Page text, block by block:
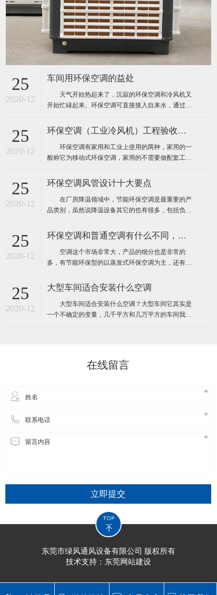
25
2020-12
车间用环保空调的益处
天气开始热起来了，沉寂的环保空调和冷风机又
开始忙碌起来。环保空调可直接接入自来水，通过风
到制冷空调同样的效果，既达到了降温防暑的目的，
又节约了电能和开支，环保空调降温节能一举两得，
现在绝大多数企业都安装了这样的环保空调。下面为
大家介绍厂房降温使用
25
2020-12
环保空调（工业冷风机）工程验收标准
环保空调有家用和工业上使用的两种，家用的一
般称它为移动式环保空调，家用的不需要做配套工
只需要挑选到质量比较好的品牌就靠谱了，而工业上
使用环保空调就不一样了，因为它安装和使用环境都
要比家用更复杂，所以一般工业厂房降温安装的环保
空调工程都需要根据环境
25
2020-12
环保空调风管设计十大要点
在厂房降温领域中，节能环保空调是最重要的产
品类别，虽然说降温设备其它的也有很多，包括负压
备。对于很多工业车间或者中小企业来说，节能环保
空调目前仍然占据重要地位。那么环保空调在设计安
装中有什么需要注意的呢？ 1、环保空调的送风
管道材料一般采用
25
2020-12
环保空调和普通空调有什么不同，该怎么选
空调这个市场非常大，产品的细分也是非常的
多，有节能环保型的以蒸发式环保空调为主，还有传
等，那环保空调和普通空调到底有什么不同！这里说
的普通空调其实大多指就是压缩机空调，因为先入为
主我们经常去的商场啊，办公室、家里都装的压缩机
型的空调，所以很多人反
25
2020-12
大型车间适合安装什么空调
大型车间适合安装什么空调？大型车间它其实是
一个不确定的变量，几千平方和几万平方的车间我们
调呢！其实根据绿风通风
在线留言
立即提交
东莞市绿风通风设备有限公司 版权所有
技术支持： 东莞网站建设​